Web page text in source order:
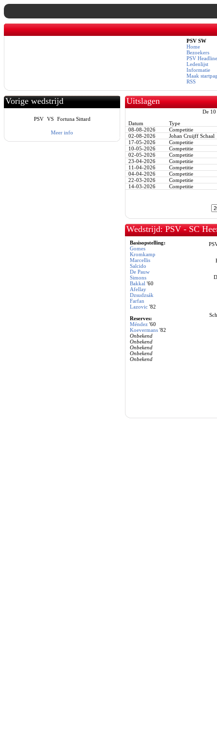
PSV SW
Home
Bezoekers
PSV
Ledenlijst
Informatie
Maak
RSS
Vorige wedstrijd
PSV VS Fortuna Sittard
Meer info
Uitslagen
De 10
Datum
Type
08-08-2026
Competitie
02-08-2026
Johan Cruijff Schaal
17-05-2026
Competitie
10-05-2026
Competitie
02-05-2026
Competitie
23-04-2026
Competitie
11-04-2026
Competitie
04-04-2026
Competitie
22-03-2026
Competitie
14-03-2026
Competitie
Wedstrijd: PSV - SC
Basisopstelling:
Gomes
Kromkamp
Marcellis
Salcido
De Pauw
Simons
Bakkal '60
Afellay
Dzsudzsák
Farfan
Lazovic'82
Reserves:
Méndez'60
Koevermans'82
Onbekend
Onbekend
Onbekend
Onbekend
Onbekend